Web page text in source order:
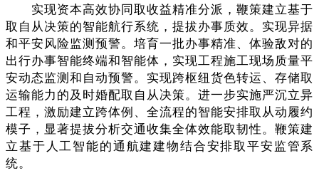
实现资本高效协同取收益精准分派，鞭策建立基于
取自从决策的智能航行系统，提拔办事质效。实现异据
和平安风险监测预警。培育一批办事精准、体验敌对的
出行办事智能终端和智能体，实现工程施工现场质量平
安动态监测和自动预警。实现跨枢纽货色转运、存储取
运输能力的及时婚配取自从决策。进一步实施严沉立异
工程，激励建立跨体例、全流程的智能安排取从动履约
模子，显著提拔分析交通收集全体效能取韧性。鞭策建
立基于人工智能的通航建建物结合安排取平安监管系
统。